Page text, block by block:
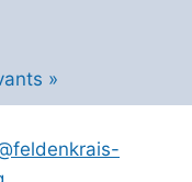
»